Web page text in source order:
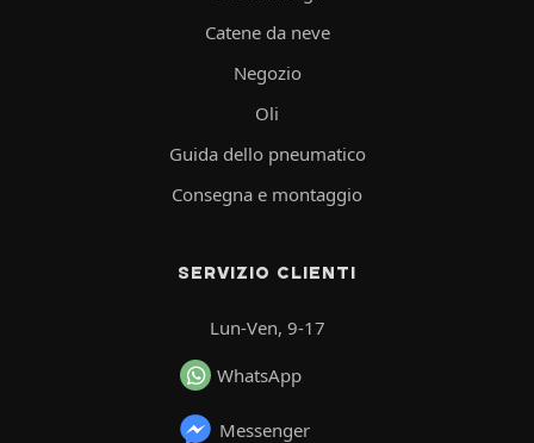
Catene da neve
Negozio
Oli
Guida dello pneumatico
Consegna e montaggio
SERVIZIO CLIENTI
Lun-Ven, 9-17
WhatsApp
Messenger